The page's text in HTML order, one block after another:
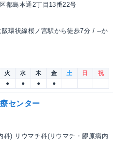
都島本通2丁目13番22号
環状線桜ノ宮駅から徒歩7分 / --か
火 水 木 金 土 日
祝
● ● ● ●
センター
科) リウマチ科(リウマチ・膠原病内